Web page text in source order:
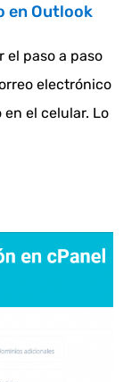
en Outlook
el paso a paso
electrónico
el celular. Lo